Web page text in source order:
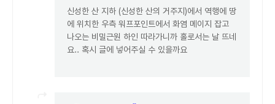
신성한 산 지하 (신성한 산의 거주지)에서 역행에 땅
에 위치한 우측 워프포인트에서 화염 메이지 잡고
나오는 비밀근원 하인 따라가니까 홀로서는 날 뜨네
요.. 혹시 글에 넣어주실 수 있을까요